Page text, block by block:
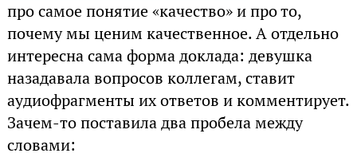
про самое понятие «качество» и про то,
почему мы ценим качественное. А отдельно
интересна сама форма доклада: девушка
назадавала вопросов коллегам, ставит
аудиофрагменты их ответов и комментирует.
Зачем-то поставила два пробела между
словами: